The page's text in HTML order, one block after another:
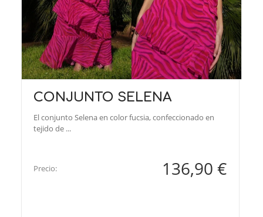
CONJUNTO SELENA
El conjunto Selena en color fucsia, confeccionado en
tejido de ...
Precio: 136,90 €